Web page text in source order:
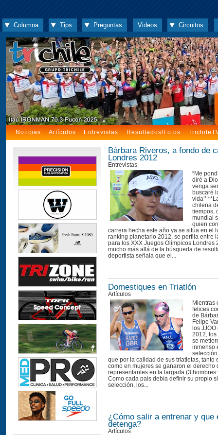
Columna Tips Preguntas Videos Circuitos
Noticias Artículos Entrevistas Resultados/Fotos
Bárbara Riveros, a fondo de
Londres 2012
Entrevistas
“Me
diré a
venga
buscaré
vida’’
chilena
tiempos,
mundial
quien
carrera hecha este año ya se sitúa en el
ranking planetario 2012, se perfila entre
para los XXX Juegos Olímpicos Londres
mucho más allá de la búsqueda de
deportista señala que el...
Domestiques en Triatlón
Artículos
Mientras
felices
de
Felipe
los
2012,
se
inmenso
que por la calidad de sus triatletas, tanto
como en mujeres se ganaron el derecho
representantes en la largada (3 hombres
Como cada país debía definir su propio
selección, los...
¿Cómo salir a entrenar y que
detenga?
Artículos